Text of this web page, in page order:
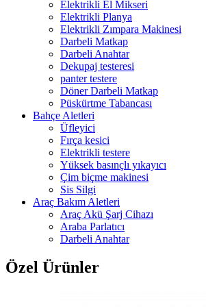
Elektrikli El Mikseri
Elektrikli Planya
Elektrikli Zımpara Makinesi
Darbeli Matkap
Darbeli Anahtar
Dekupaj testeresi
panter testere
Döner Darbeli Matkap
Püskürtme Tabancası
Bahçe Aletleri
Üfleyici
Fırça kesici
Elektrikli testere
Yüksek basınçlı yıkayıcı
Çim biçme makinesi
Sis Silgi
Araç Bakım Aletleri
Araç Akü Şarj Cihazı
Araba Parlatıcı
Darbeli Anahtar
Özel Ürünler